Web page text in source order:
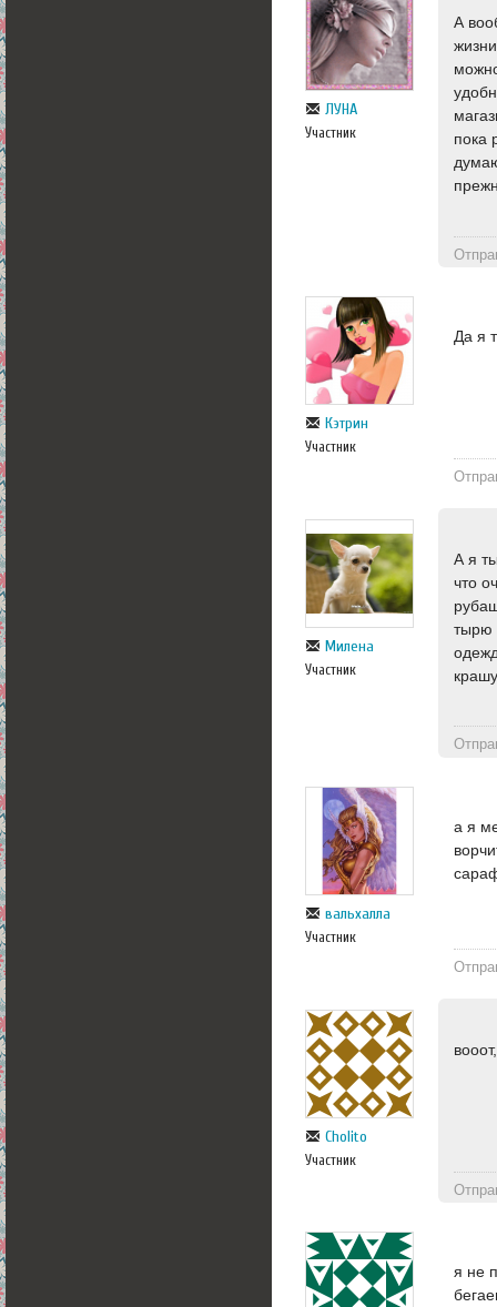
ЛУНА
Участник
А
пока
Кэтрин
Участник
Да я
Милена
Участник
А я
что
тырю
вальхалла
Участник
а я
Cholito
Участник
я не